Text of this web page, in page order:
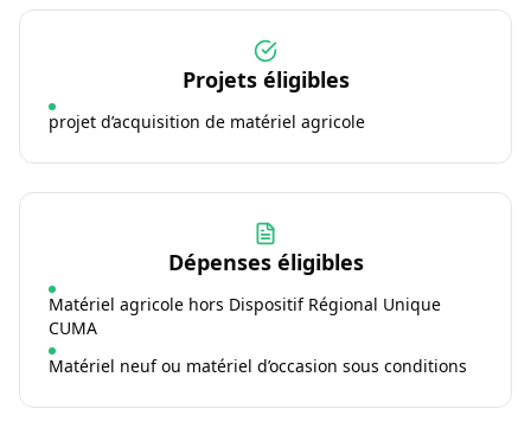
Projets éligibles
projet d’acquisition de matériel agricole
Dépenses éligibles
Matériel agricole hors Dispositif Régional Unique
CUMA
Matériel neuf ou matériel d’occasion sous conditions